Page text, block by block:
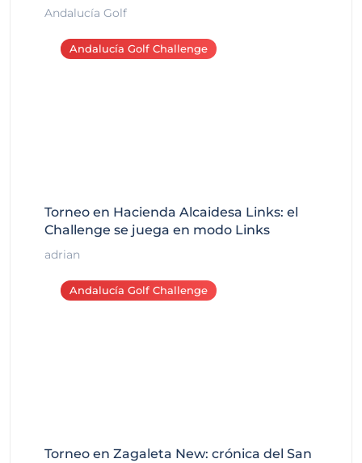
Andalucía Golf
Andalucía Golf Challenge
Torneo en Hacienda Alcaidesa Links: el
Challenge se juega en modo Links
adrian
Andalucía Golf Challenge
Torneo en Zagaleta New: crónica del San